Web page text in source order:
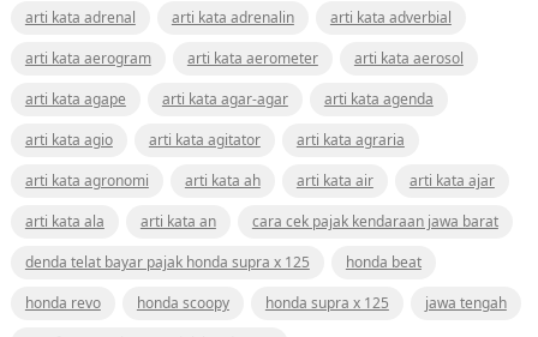
arti kata adrenal
arti kata adrenalin
arti kata adverbial
arti kata aerogram
arti kata aerometer
arti kata aerosol
arti kata agape
arti kata agar-agar
arti kata agenda
arti kata agio
arti kata agitator
arti kata agraria
arti kata agronomi
arti kata ah arti kata air
arti kata ajar
arti kata ala
arti kata an
cara cek pajak kendaraan jawa barat
denda telat bayar pajak honda supra x 125
honda beat
honda revo
honda scoopy honda supra x 125
jawa tengah